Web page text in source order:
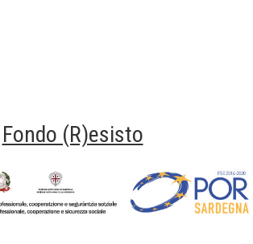
Fondo (R)esisto